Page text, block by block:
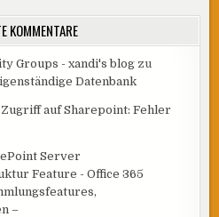
KOMMENTARE
Groups - xandi's blog zu
Datenbank
Zugriff auf Sharepoint: Fehler
Server
Feature - Office 365
–